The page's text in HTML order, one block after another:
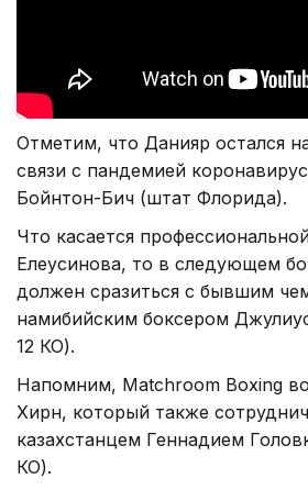
Отметим, что Данияр остался
связи с пандемией
Бойнтон-Бич (штат Флорида).
Что касается
Елеусинова, то в следующем
должен сразиться с бывшим
намибийским боксером
12 КО).
Напомним, Matchroom Boxing
Хирн, который также
казахстанцем Геннадием
КО).